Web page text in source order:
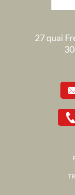
27 quai